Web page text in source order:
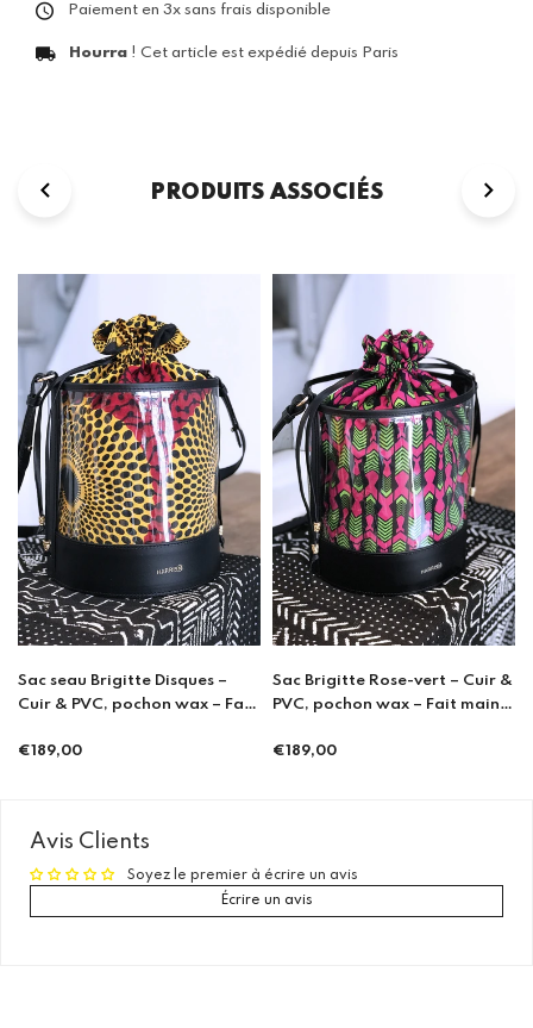
Paiement en 3x sans frais disponible
Hourra ! Cet article est expédié depuis Paris
PRODUITS ASSOCIÉS
Sac seau Brigitte Disques –
Cuir & PVC, pochon wax – Fait
€189,00
Sac Brigitte Rose-vert – Cuir &
PVC, pochon wax – Fait main à
€189,00
Avis Clients
Soyez le premier à écrire un avis
Écrire un avis